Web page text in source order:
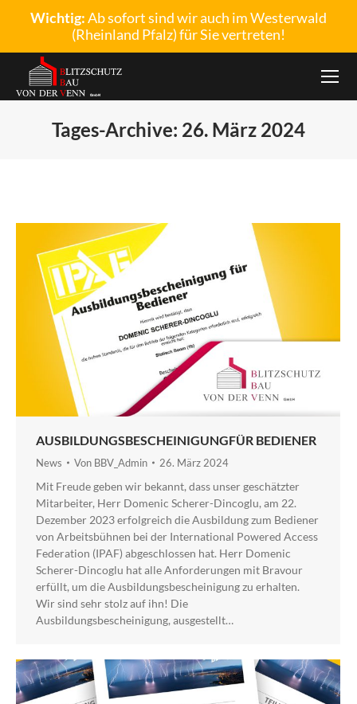
Wichtig:Ab sofort sind wir auch im Westerwald
(Rheinland Pfalz) für Sie vertreten!
Tages-Archive: 26. März 2024
AUSBILDUNGSBESCHEINIGUNGFÜR BEDIENER
News Von BBV_Admin 26. März 2024
Mit Freude geben wir bekannt, dass unser geschätzter
Mitarbeiter, Herr Domenic Scherer-Dincoglu, am 22.
Dezember 2023 erfolgreich die Ausbildung zum Bediener
von Arbeitsbühnen bei der International Powered Access
Federation (IPAF) abgeschlossen hat. Herr Domenic
Scherer-Dincoglu hat alle Anforderungen mit Bravour
erfüllt, um die Ausbildungsbescheinigung zu erhalten.
Wir sind sehr stolz auf ihn! Die
Ausbildungsbescheinigung, ausgestellt…